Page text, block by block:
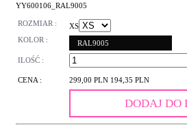
YY600106_RAL9005
ROZMIAR : XS
KOLOR :
RAL9005
ILOŚĆ :
CENA : 299,00 PLN 194,35 PLN
DODAJ DO